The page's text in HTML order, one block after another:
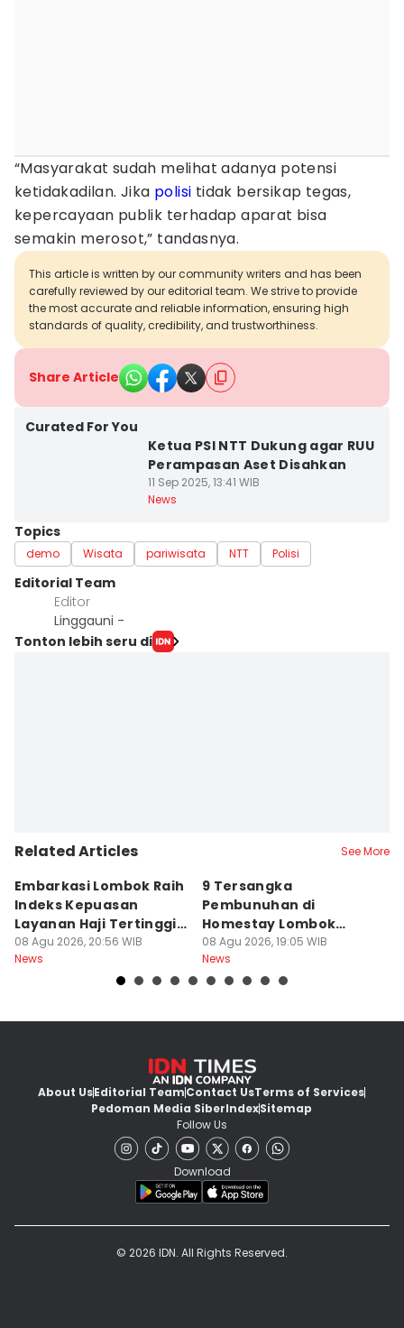
“Masyarakat sudah melihat adanya potensi
ketidakadilan. Jika polisi tidak bersikap tegas,
kepercayaan publik terhadap aparat bisa
semakin merosot,” tandasnya.
This article is written by our community writers and has been
carefully reviewed by our editorial team. We strive to provide
the most accurate and reliable information, ensuring high
standards of quality, credibility, and trustworthiness.
Share Article
Curated For You
Ketua PSI NTT Dukung agar RUU
Perampasan Aset Disahkan
11 Sep 2025, 13:41 WIB
News
Topics
demo Wisata pariwisata NTT Polisi
Editorial Team
Editor
Linggauni -
Tonton lebih seru di
Related Articles See More
Embarkasi Lombok Raih
Indeks Kepuasan
Layanan Haji Tertinggi
Nasional
08 Agu 2026, 20:56 WIB
News
9 Tersangka
Pembunuhan di
Homestay Lombok
Barat Dilimpahkan ke
Jaksa
08 Agu 2026, 19:05 WIB
News
About UsEditorial TeamContact UsTerms of Services
Pedoman Media SiberIndexSitemap
Follow Us
Download
© 2026 IDN. All Rights Reserved.